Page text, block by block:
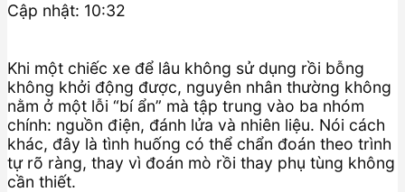
Cập nhật: 10:32
Khi một chiếc xe để lâu không sử dụng rồi bỗng
không khởi động được, nguyên nhân thường không
nằm ở một lỗi “bí ẩn” mà tập trung vào ba nhóm
chính: nguồn điện, đánh lửa và nhiên liệu. Nói cách
khác, đây là tình huống có thể chẩn đoán theo trình
tự rõ ràng, thay vì đoán mò rồi thay phụ tùng không
cần thiết.